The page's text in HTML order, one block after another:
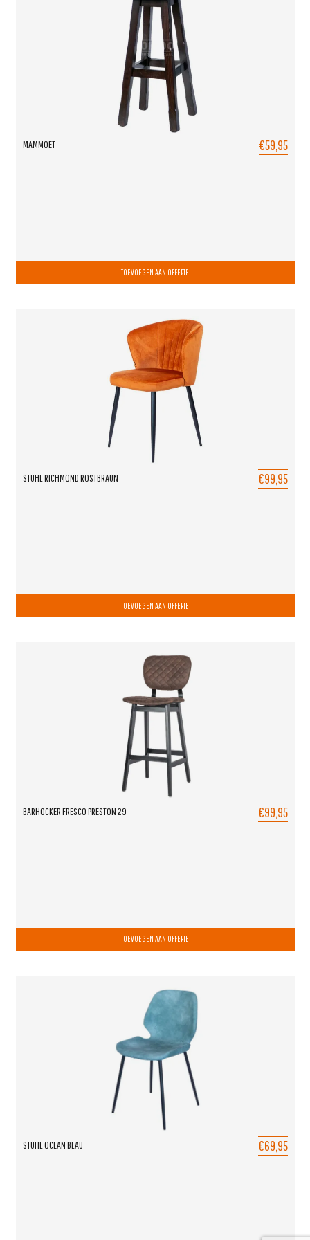
MAMMOET €59,95
TOEVOEGEN AAN OFFERTE
STUHL RICHMOND ROSTBRAUN €99,95
TOEVOEGEN AAN OFFERTE
BARHOCKER FRESCO PRESTON 29 €99,95
TOEVOEGEN AAN OFFERTE
STUHL OCEAN BLAU €69,95